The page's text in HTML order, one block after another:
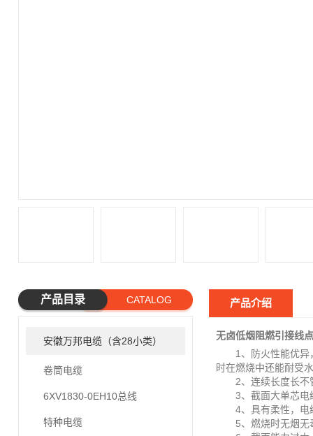
产品目录 CATALOG
安徽万邦电缆（含28小类）
卷筒电缆
6XV1830-0EH10总线
特种电缆
产品介绍
无卤低烟阻燃引接线
1、防火性能优异
时在燃烧中还能耐受
2、连续长度长不管
3、截面大单芯电
4、具有柔性，电缆
5、燃烧时无烟无毒